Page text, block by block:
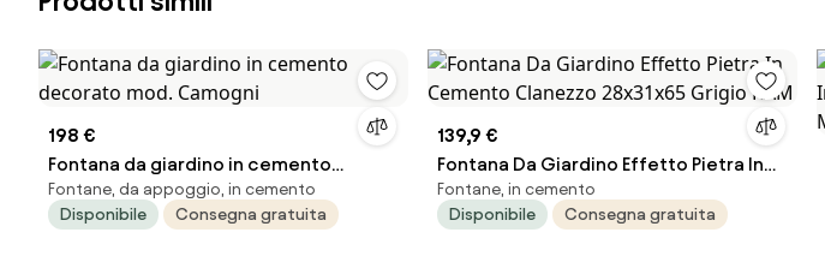
198 €
Fontana da giardino in cemento
decorato mod. Camogni
Fontane, da appoggio, in cemento
Disponibile
Consegna gratuita
139,9 €
Fontana Da Giardino Effetto Pietra In
Cemento Clanezzo 28x31x65 Grigio
KAM
Fontane, in cemento
Disponibile
Consegna gratuita